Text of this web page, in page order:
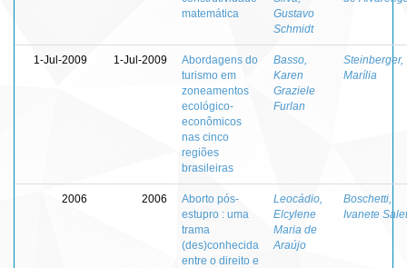
matemática
Gustavo
Schmidt
1-Jul-2009 1-Jul-2009
Abordagens do
turismo em
zoneamentos
ecológico-
econômicos
nas cinco
regiões
brasileiras
Basso,
Karen
Graziele
Furlan
Steinberger,
Marília
2006 2006
Aborto pós-
estupro : uma
trama
(des)conhecida
entre o direito e
Leocádio,
Elcylene
Maria de
Araújo
Boschetti,
Ivanete